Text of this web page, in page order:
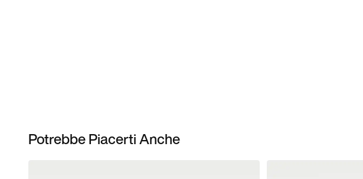
Potrebbe Piacerti Anche